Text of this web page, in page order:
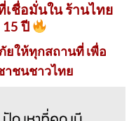
เชื่อมั่นใน ร้านไทย
ปี
ยให้ทุกสถานที่ เพื่อ
ชนชาวไทย